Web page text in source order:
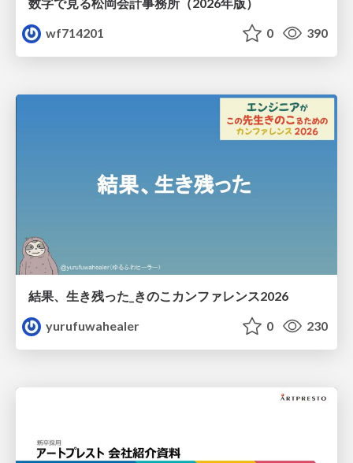
wf714201
0 390
結果、生き残った_きのこカンファレンス2026
yurufuwahealer
0 230